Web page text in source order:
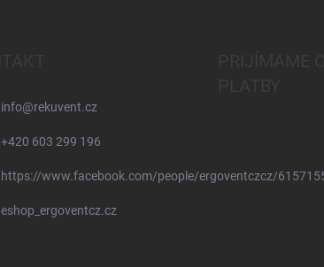
info@rekuvent.cz
+420 603 299 196
https://www.facebook.com/people/ergoventczcz/
eshop_ergoventcz.cz